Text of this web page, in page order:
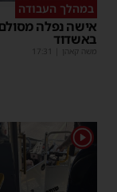
במהלך העבודה
אישה נפלה
באשדוד
משה קאהן 17:31
1